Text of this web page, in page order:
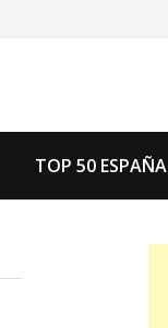
TOP 50 ESPAÑA